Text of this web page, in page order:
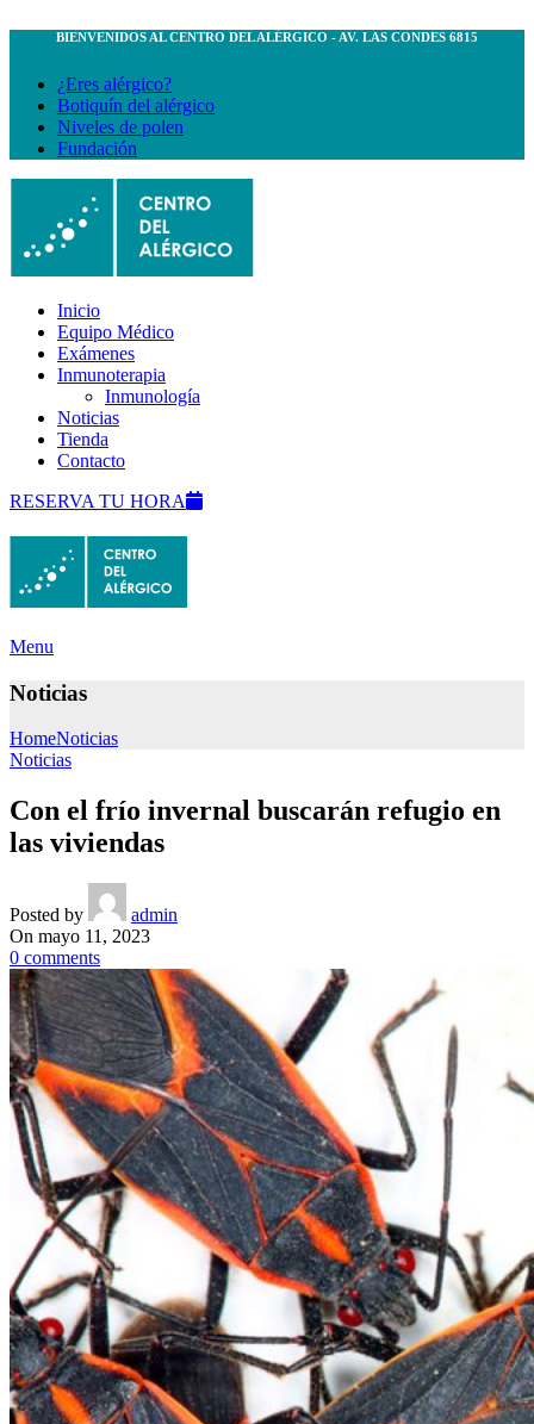
BIENVENIDOS AL CENTRO DEL ALÉRGICO - AV. LAS CONDES 6815
¿Eres alérgico?
Botiquín del alérgico
Niveles de polen
Fundación
Inicio
Equipo Médico
Exámenes
Inmunoterapia
Inmunología
Noticias
Tienda
Contacto
RESERVA TU HORA
Menu
Noticias
HomeNoticias
Noticias
Con el frío invernal buscarán refugio en
las viviendas
Posted by
admin
On mayo 11, 2023
0 comments